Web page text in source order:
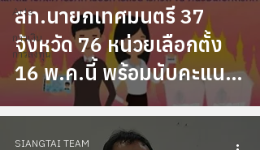
Arts
การเงิน
การลงทุน
สท.นายกเทศมนตรี 37
จังหวัด 76 หน่วยเลือกตั้ง
16 พ.ค.นี้ พร้อมนับคะแนน
ใหม่
SIANGTAI TEAM